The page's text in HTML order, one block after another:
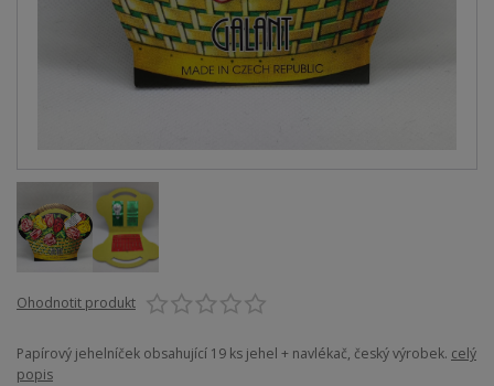
Ohodnotit produkt
Papírový jehelníček obsahující 19 ks jehel + navlékač, český výrobek. celý
popis